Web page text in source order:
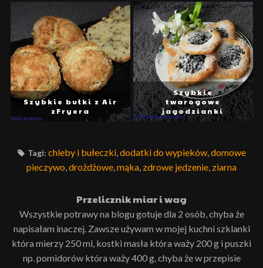
Szybkie bułki z Air
zFryera
Szybkie
twarogowe
jagodzianki
Tagi: chleby i bułeczki, dodatki do wypieków, domowe
pieczywo drożdżowe mąka zdrowe jedzenie ziarna
Przelicznik miar i wag
Wszystkie potrawy na blogu gotuje dla 2 osób, chyba że
napisałam inaczej. Zawsze używam w mojej kuchni szklanki
która mierzy 250 ml, kostki masła która waży 200 g i puszki
np. pomidorów która waży 400 g, chyba że w przepisie